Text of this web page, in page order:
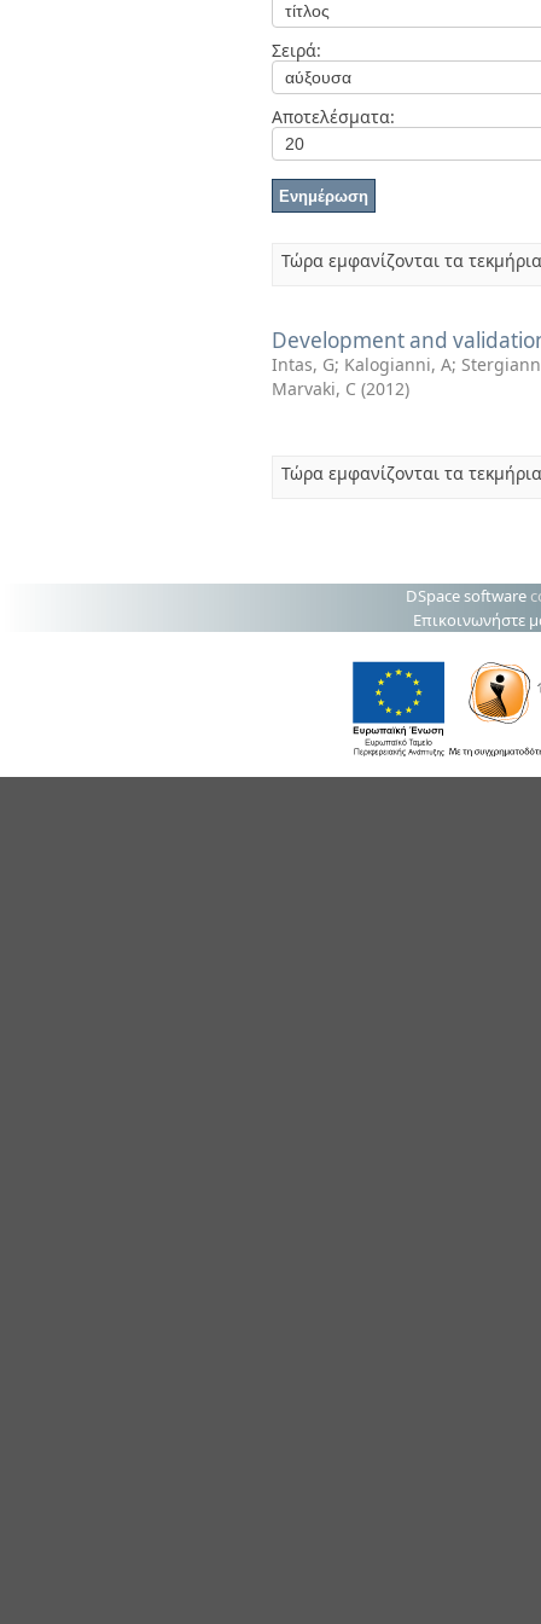
Σειρά:
Αποτελέσματα:
Τώρα εμφανίζονται τα
Development and
Intas, G; Kalogianni, A;
Marvaki, C (2012)
Τώρα εμφανίζονται τα
DSpace software
Επικοινωνήστε